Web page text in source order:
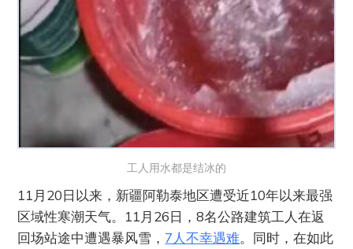
工人用水都是结冰的
11月20日以来，新疆阿勒泰地区遭受近10年以来最强
区域性寒潮天气。11月26日，8名公路建筑工人在返
回场站途中遭遇暴风雪， 7人不幸遇难。同时，在如此